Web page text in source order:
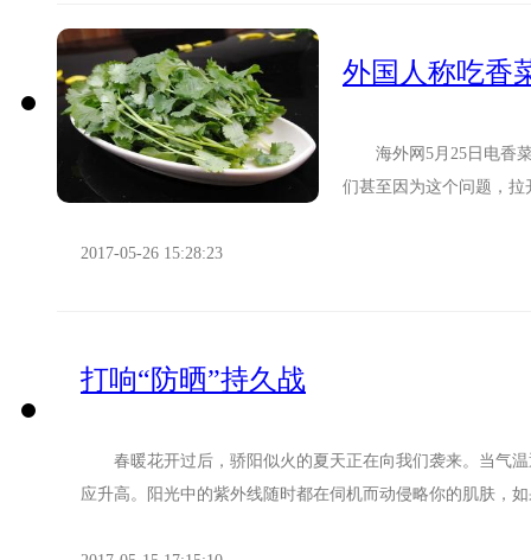
外国人称吃香
海外网5月25日电香菜
们甚至因为这个问题，
2017-05-26 15:28:23
打响“防晒”持久战
春暖花开过后，骄阳似火的夏天正在向我们袭来。当气温
应升高。阳光中的紫外线随时都在伺机而动侵略你的肌肤，